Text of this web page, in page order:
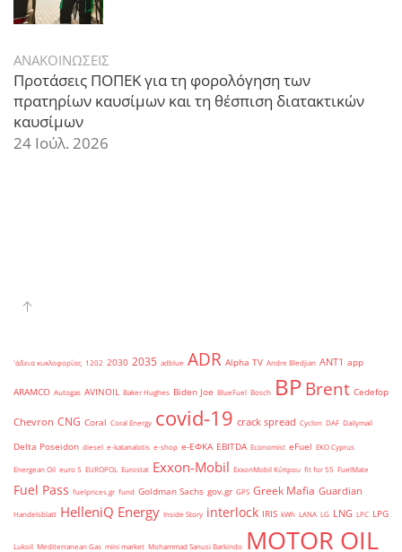
ΑΝΑΚΟΙΝΩΣΕΙΣ
Προτάσεις ΠΟΠΕΚ για τη φορολόγηση των
πρατηρίων καυσίμων και τη θέσπιση διατακτικών
καυσίμων
24 Ιούλ. 2026
'άδεια κυκλοφορίας 1202 2030 2035 adblue ADR Alpha TV Andre Bledjian ANT1 app
ARAMCO Autogas AVINOIL Baker Hughes Biden Joe BlueFuel Bosch BPBrent Cedefop
Chevron CNG Coral Coral Energy covid-19 crack spread Cyclon DAF Dailymail
Delta Poseidon diesel e-katanalotis e-shop e-ΕΦΚΑ EBITDA Economist eFuel EKO Cyprus
Energean Oil euro 5 EUROPOL Eurostat Exxon-Mobil ExxonMobil Κύπρου fit for 55 FuelMate
Fuel Pass fuelprices.gr fund Goldman Sachs gov.gr GPS Greek Mafia Guardian
Handelsblatt HelleniQ Energy Inside Story interlock IRIS kWh LANA LG LNG LPC LPG
Lukoil Mediterranean Gas mini market Mohammad Sanusi Barkindo MOTOR OIL